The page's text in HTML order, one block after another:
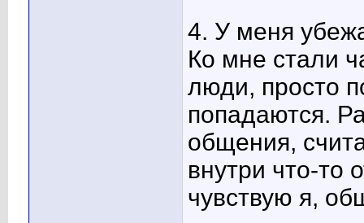
4. У меня
Ко мне стали
люди, просто
попадаются.
общения,
внутри что-то
чувствую я,